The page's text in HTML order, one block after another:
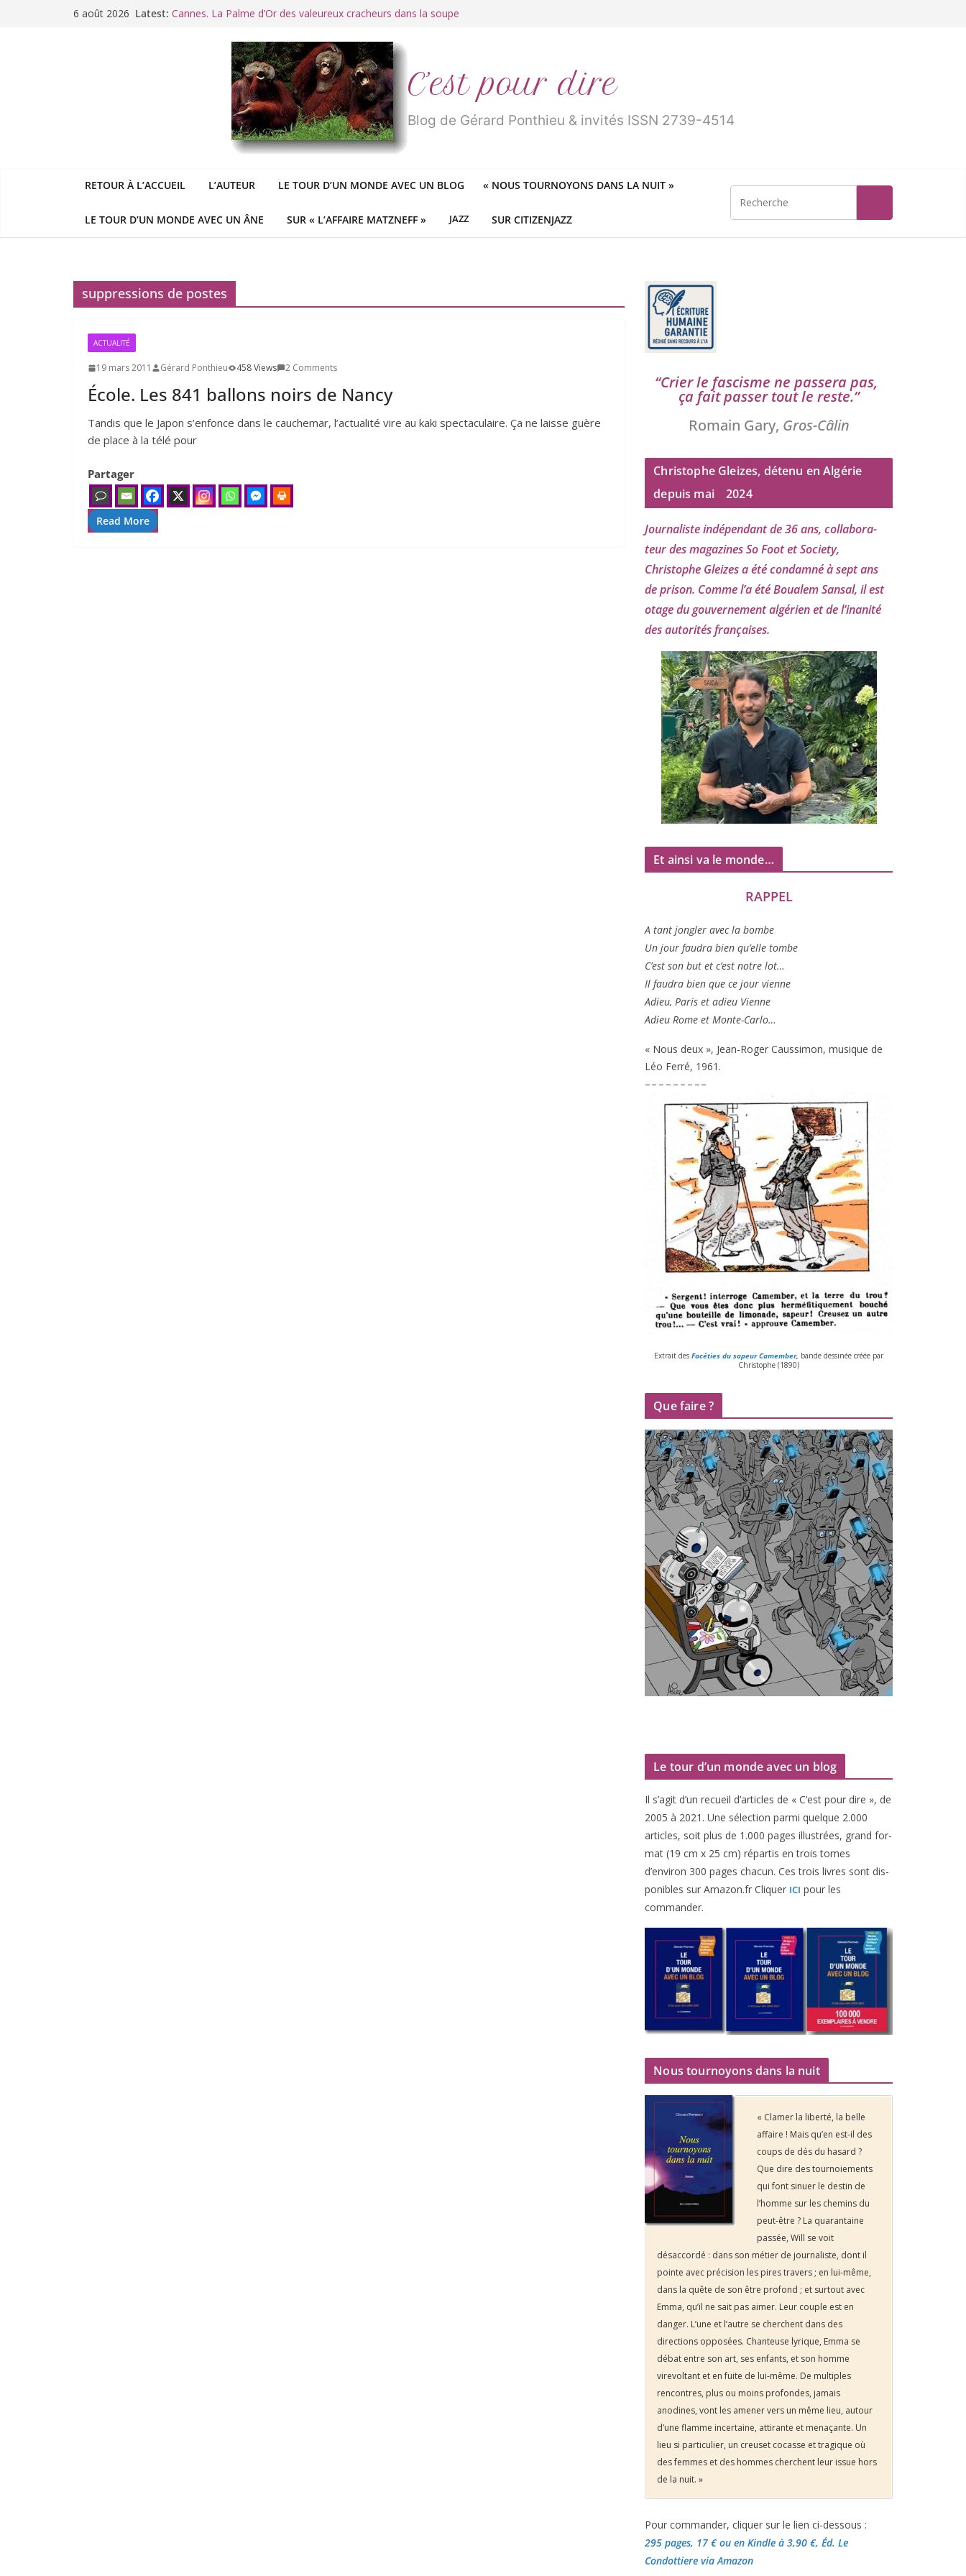
6 août 2026 Latest: Cannes. La Palme d’Or des valeureux cracheurs dans la soupe
Racisme. Moi, Picard-Marseillais traité de « blanc de merde » !
George : « Le meilleur des mondes » ou «
Le patriarcat », bouc émissaire des féministes idéologiquesC’est pour dire
Blog de Gérard Ponthieu & invités ISSN 2739-4514
RETOUR À L’ACCUEIL L’AUTEUR LE TOUR D’UN MONDE AVEC UN BLOG « NOUS TOURNOYONS DANS LA NUIT »
LE TOUR D’UN MONDE AVEC UN ÂNE SUR « L’AFFAIRE MATZNEFF » JAZZ SUR CITIZENJAZZ
suppressions de postes
ACTUALITÉ
19 mars 2011 Gérard Ponthieu 458 Views 2 Comments
École. Les 841 ballons noirs de Nancy
Tandis que le Japon s’en­fonce dans le cau­che­mar, l’ac­tua­li­té vire au kaki spec­ta­cu­laire. Ça ne laisse guère
de place à la télé pour
Partager
Read More
“Crier le fas­cisme ne pas­se­ra pas,
ça fait pas­ser tout le reste.”
Romain Gary, Gros-Câlin
Christophe Gleizes, détenu en Algérie
depuis mai
2024
Journaliste indé­pen­dant de36ans, col­la­bo­ra­
teur des maga­zines So Foot et Society,
Christophe Gleizesa été condam­né à sept ans
de pri­son. Comme l’a été Boualem Sansal, il est
otage du gou­ver­ne­ment algé­rien et de l’i­na­ni­té
des auto­ri­tés françaises.
Et ainsi va le monde…
RAPPEL
A tant jon­gler avec la bombe
Un jour fau­dra bien qu’elle tombe
C’est son but et c’est notre lot…
Il fau­dra bien que ce jour vienne
Adieu, Paris et adieu Vienne
Adieu Rome et Monte-Carlo…
« Nous deux », Jean-Roger Caussimon, musique de
Léo Ferré, 1961 .
– – – – – – – – –
Extrait des Facéties du sapeur Camember, bande des­si­née créée par
Christophe (1890)
Que faire ?
Le tour d’un monde avec un blog
Il s’agit d’un recueil d’ar­ticles de « C’est pour dire », de
2005 à 2021 . Une sélec­tion par­mi quelque 2.000
articles, soit plus de 1 .000 pages illus­trées, grand for­
mat (19 cm x 25 cm) répar­tis en trois tomes
d’environ 300 pages cha­cun. Ces trois livres sont dis­
po­nibles sur Amazon​.fr Cliquer ICI pour les
commander.
Nous tournoyons dans la nuit
« Clamer la liberté, la belle
affaire ! Mais qu’en est-il des
coups de dés du hasard ?
Que dire des tournoiements
qui font sinuer le destin de
l’homme sur les chemins du
peut-être ? La quarantaine
passée, Will se voit
désaccordé : dans son métier de journaliste, dont il
pointe avec précision les pires travers ; en lui-même,
dans la quête de son être profond ; et surtout avec
Emma, qu’il ne sait pas aimer. Leur couple est en
danger. L’une et l’autre se cherchent dans des
directions opposées. Chanteuse lyrique, Emma se
débat entre son art, ses enfants, et son homme
virevoltant et en fuite de lui-même. De multiples
rencontres, plus ou moins profondes, jamais
anodines, vont les amener vers un même lieu, autour
d’une flamme incertaine, attirante et menaçante. Un
lieu si particulier, un creuset cocasse et tragique où
des femmes et des hommes cherchent leur issue hors
de la nuit. »
Pour commander, cliquer sur le lien ci-dessous :
295 pages, 17 €ou en Kindle à 3,90 €, Éd. Le
Condottiere via Amazon